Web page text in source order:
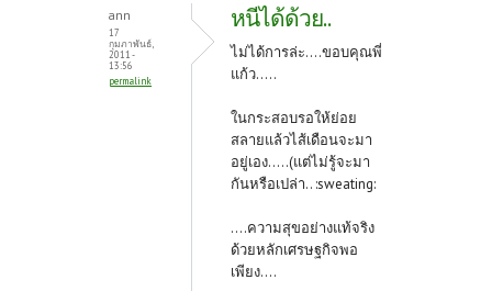
ann
17
กุมภาพันธ์,
2011 -
13:56
permalink
หนีได้ด้วย..
ไม่ได้การล่ะ....ขอบคุณพี่
แก้ว.....
ในกระสอบรอให้ย่อย
สลายแล้วไส้เดือนจะมา
อยู่เอง.....(แต่ไม่รู้จะมา
กันหรือเปล่า.. :sweating:
....ความสุขอย่างแท้จริง
ด้วยหลักเศรษฐกิจพอ
เพียง....